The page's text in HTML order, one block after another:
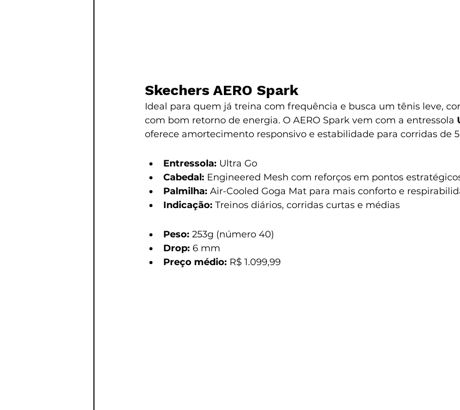
Skechers AERO Spark
Ideal para quem já treina com frequência e busca um tênis leve,
com bom retorno de energia. O AERO Spark vem com a entressola
oferece amortecimento responsivo e estabilidade para corridas de
Entressola: Ultra Go
Cabedal: Engineered Mesh com reforços em pontos
Palmilha: Air-Cooled Goga Mat para mais conforto e
Indicação: Treinos diários, corridas curtas e médias
Peso: 253g (número 40)
Drop: 6 mm
Preço médio: R$ 1.099,99